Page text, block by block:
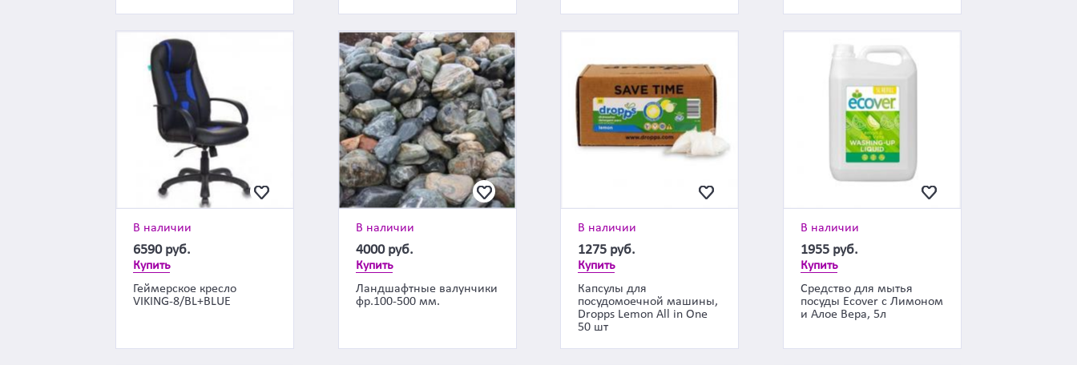
В наличии
6590 руб.
Купить
Геймерское кресло
VIKING-8/BL+BLUE
В наличии
4000 руб.
Купить
Ландшафтные валунчики
фр.100-500 мм.
В наличии
1275 руб.
Купить
Капсулы для
посудомоечной машины,
Dropps Lemon All in One
50 шт
В наличии
1955 руб.
Купить
Средство для мытья
посуды Ecover с Лимоном
и Алое Вера, 5л